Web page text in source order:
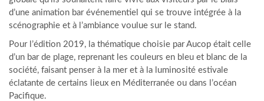
d’une animation bar événementiel qui se trouve intégrée à la
scénographie et à l’ambiance voulue sur le stand.
Pour l’édition 2019, la thématique choisie par Aucop était celle
d’un bar de plage, reprenant les couleurs en bleu et blanc de la
société, faisant penser à la mer et à la luminosité estivale
éclatante de certains lieux en Méditerranée ou dans l’océan
Pacifique.